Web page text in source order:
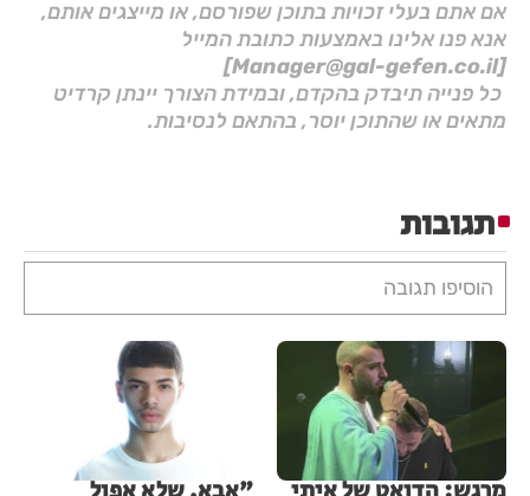
אם אתם בעלי זכויות בתוכן שפורסם, או מייצגים אותם,
אנא פנו אלינו באמצעות כתובת המייל
[Manager@gal-gefen.co.il]
כל פנייה תיבדק בהקדם, ובמידת הצורך יינתן קרדיט
מתאים או שהתוכן יוסר, בהתאם לנסיבות.
תגובות
הוסיפו תגובה